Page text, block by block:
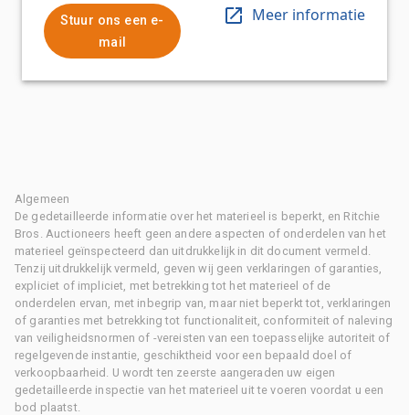
Stuur ons een e-
mail
Meer informatie
Algemeen
De gedetailleerde informatie over het materieel is beperkt, en Ritchie
Bros. Auctioneers heeft geen andere aspecten of onderdelen van het
materieel geïnspecteerd dan uitdrukkelijk in dit document vermeld.
Tenzij uitdrukkelijk vermeld, geven wij geen verklaringen of garanties,
expliciet of impliciet, met betrekking tot het materieel of de
onderdelen ervan, met inbegrip van, maar niet beperkt tot, verklaringen
of garanties met betrekking tot functionaliteit, conformiteit of naleving
van veiligheidsnormen of -vereisten van een toepasselijke autoriteit of
regelgevende instantie, geschiktheid voor een bepaald doel of
verkoopbaarheid. U wordt ten zeerste aangeraden uw eigen
gedetailleerde inspectie van het materieel uit te voeren voordat u een
bod plaatst.